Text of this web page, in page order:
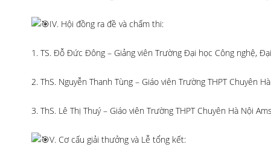
IV. Hội đồng ra đề và chấm thi:
1. TS. Đỗ Đức Đông – Giảng viên Trường Đại học Công nghệ,
2. ThS. Nguyễn Thanh Tùng – Giáo viên Trường THPT Chuyên
3. ThS. Lê Thị Thuý – Giáo viên Trường THPT Chuyên Hà Nội
V. Cơ cấu giải thưởng và Lễ tổng kết: